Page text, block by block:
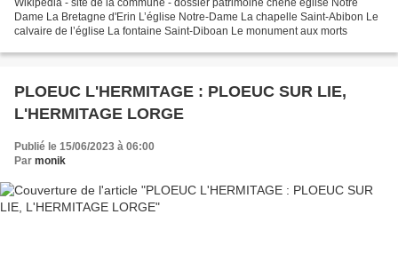
Dame La Bretagne d'Erin L’église Notre-Dame La chapelle Saint-Abibon Le
calvaire de l’église La fontaine Saint-Diboan Le monument aux morts
PLOEUC L'HERMITAGE : PLOEUC SUR LIE,
L'HERMITAGE LORGE
Publié le 15/06/2023 à 06:00
Par monik